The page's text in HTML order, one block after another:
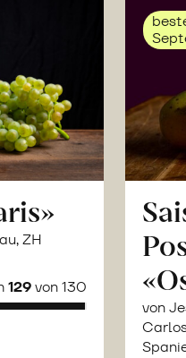
ZH
129von 130
von